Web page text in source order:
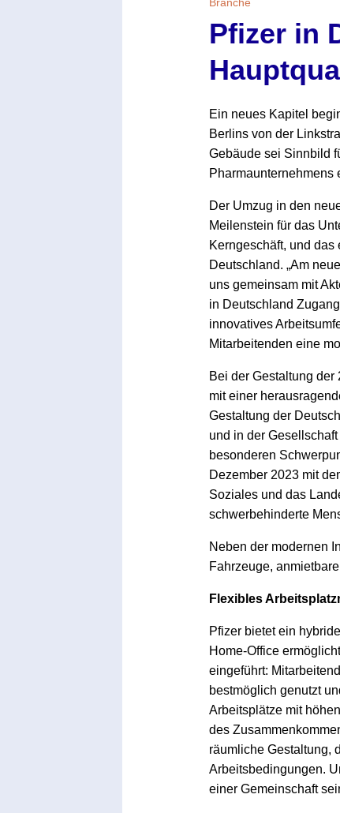
Pfizer in
Ein neues Kapitel
Berlins von der
Gebäude sei Sinnbild
Pharmaunternehmens
Der Umzug in den
Meilenstein für das
Kerngeschäft, und
Deutschland. „Am
uns gemeinsam mit
in Deutschland
innovatives
Mitarbeitenden eine
Bei der Gestaltung
mit einer
Gestaltung der
und in der
besonderen
Dezember 2023 mit
Soziales und das
schwerbehinderte
Neben der modernen
Fahrzeuge,
Flexibles
Pfizer bietet ein
Home-Office
eingeführt:
bestmöglich genutzt
Arbeitsplätze mit
des
räumliche Gestaltung,
Arbeitsbedingungen.
einer Gemeinschaft